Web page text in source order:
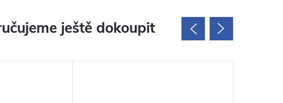
ještě dokoupit